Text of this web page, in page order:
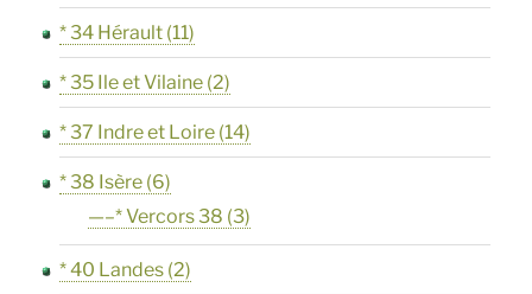
* 34 Hérault (11)
* 35 Ile et Vilaine (2)
* 37 Indre et Loire (14)
* 38 Isère (6)
—–* Vercors 38 (3)
* 40 Landes (2)